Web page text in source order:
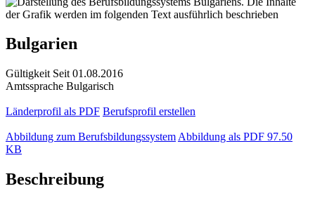
Bulgarien
Gültigkeit Seit 01.08.2016
Amtssprache Bulgarisch
Länderprofil als PDF Berufsprofil erstellen
Abbildung zum Berufsbildungssystem Abbildung als PDF 97.50
KB
Beschreibung